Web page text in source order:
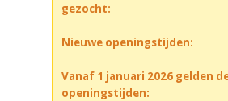
gezocht:
Nieuwe openingstijden:
Vanaf 1 januari 2026 gelden
openingstijden: